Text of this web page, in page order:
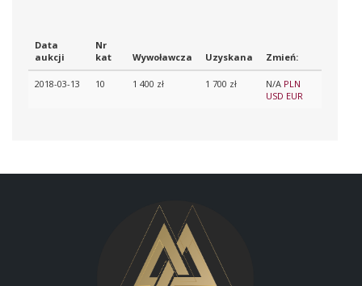
Data
aukcji
Nr
kat
Wywoławcza Uzyskana Zmień:
2018-03-13 10 1 400 zł 1 700 zł N/A PLN
USD EUR